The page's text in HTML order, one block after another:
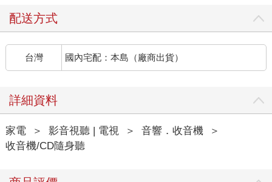
配送方式
台灣 國內宅配：本島（廠商出貨）
詳細資料
家電 ＞ 影音視聽 | 電視 ＞ 音響．收音機
＞
收音機/CD隨身聽